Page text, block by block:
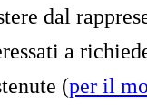
dal
a
(per il